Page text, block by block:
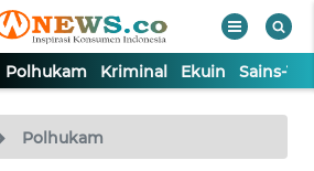
Polhukam Kriminal Ekuin Sains-
Polhukam